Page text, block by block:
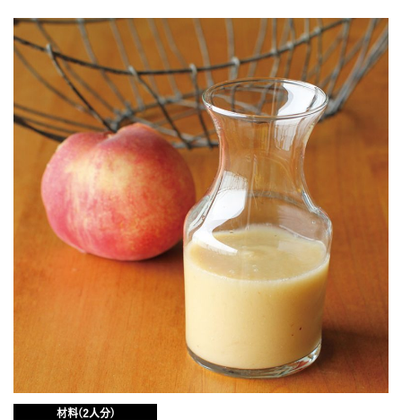
材料(2人分)